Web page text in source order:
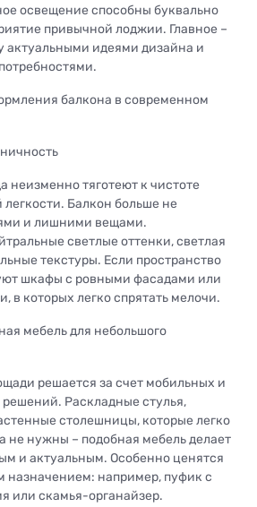
освещение способны буквально
привычной лоджии. Главное –
актуальными идеями дизайна и
балкона в современном
неизменно тяготеют к чистоте
Балкон больше не
и лишними вещами.
светлые оттенки, светлая
текстуры. Если пространство
шкафы с ровными фасадами или
в которых легко спрятать мелочи.
мебель для небольшого
решается за счет мобильных и
Раскладные стулья,
столешницы, которые легко
не нужны – подобная мебель делает
и актуальным. Особенно ценятся
назначением: например, пуфик с
или скамья-органайзер.